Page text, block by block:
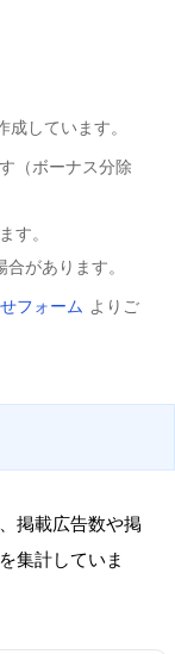
成しています。
（ボーナス分除
す。
があります。
フォーム よりご
掲載広告数や掲
集計していま